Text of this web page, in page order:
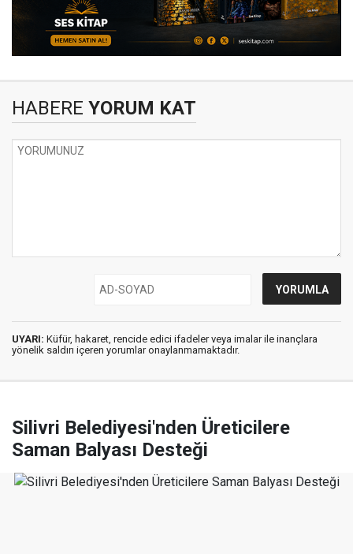
HABERE YORUM KAT
UYARI: Küfür, hakaret, rencide edici ifadeler veya imalar ile inançlara
yönelik saldırı içeren yorumlar onaylanmamaktadır.
Silivri Belediyesi'nden Üreticilere
Saman Balyası Desteği